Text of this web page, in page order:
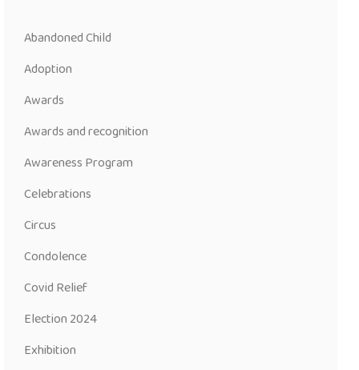
Abandoned Child
Adoption
Awards
Awards and recognition
Awareness Program
Celebrations
Circus
Condolence
Covid Relief
Election 2024
Exhibition